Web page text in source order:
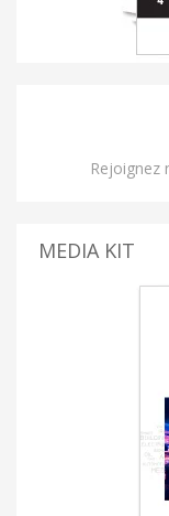
Rejoignez
MEDIA KIT